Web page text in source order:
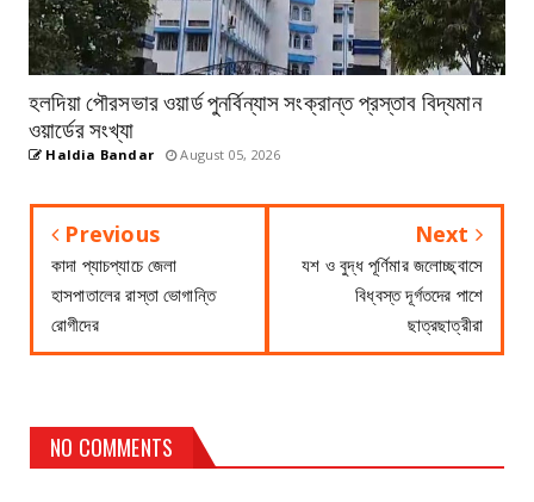
হলদিয়া পৌরসভার ওয়ার্ড পুনর্বিন্যাস সংক্রান্ত প্রস্তাব বিদ্যমান
ওয়ার্ডের সংখ্যা
Haldia Bandar August 05, 2026
Previous
কাদা প্যাচপ্যাচে জেলা
হাসপাতালের রাস্তা ভোগান্তি
রোগীদের
Next
যশ ও বুদ্ধ পূর্ণিমার জলোচ্ছ্বাসে
বিধ্বস্ত দূর্গতদের পাশে
ছাত্রছাত্রীরা
NO COMMENTS